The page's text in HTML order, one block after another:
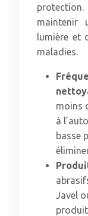
protection.
maintenir
lumière et
maladies.
moins
à
basse
Javel